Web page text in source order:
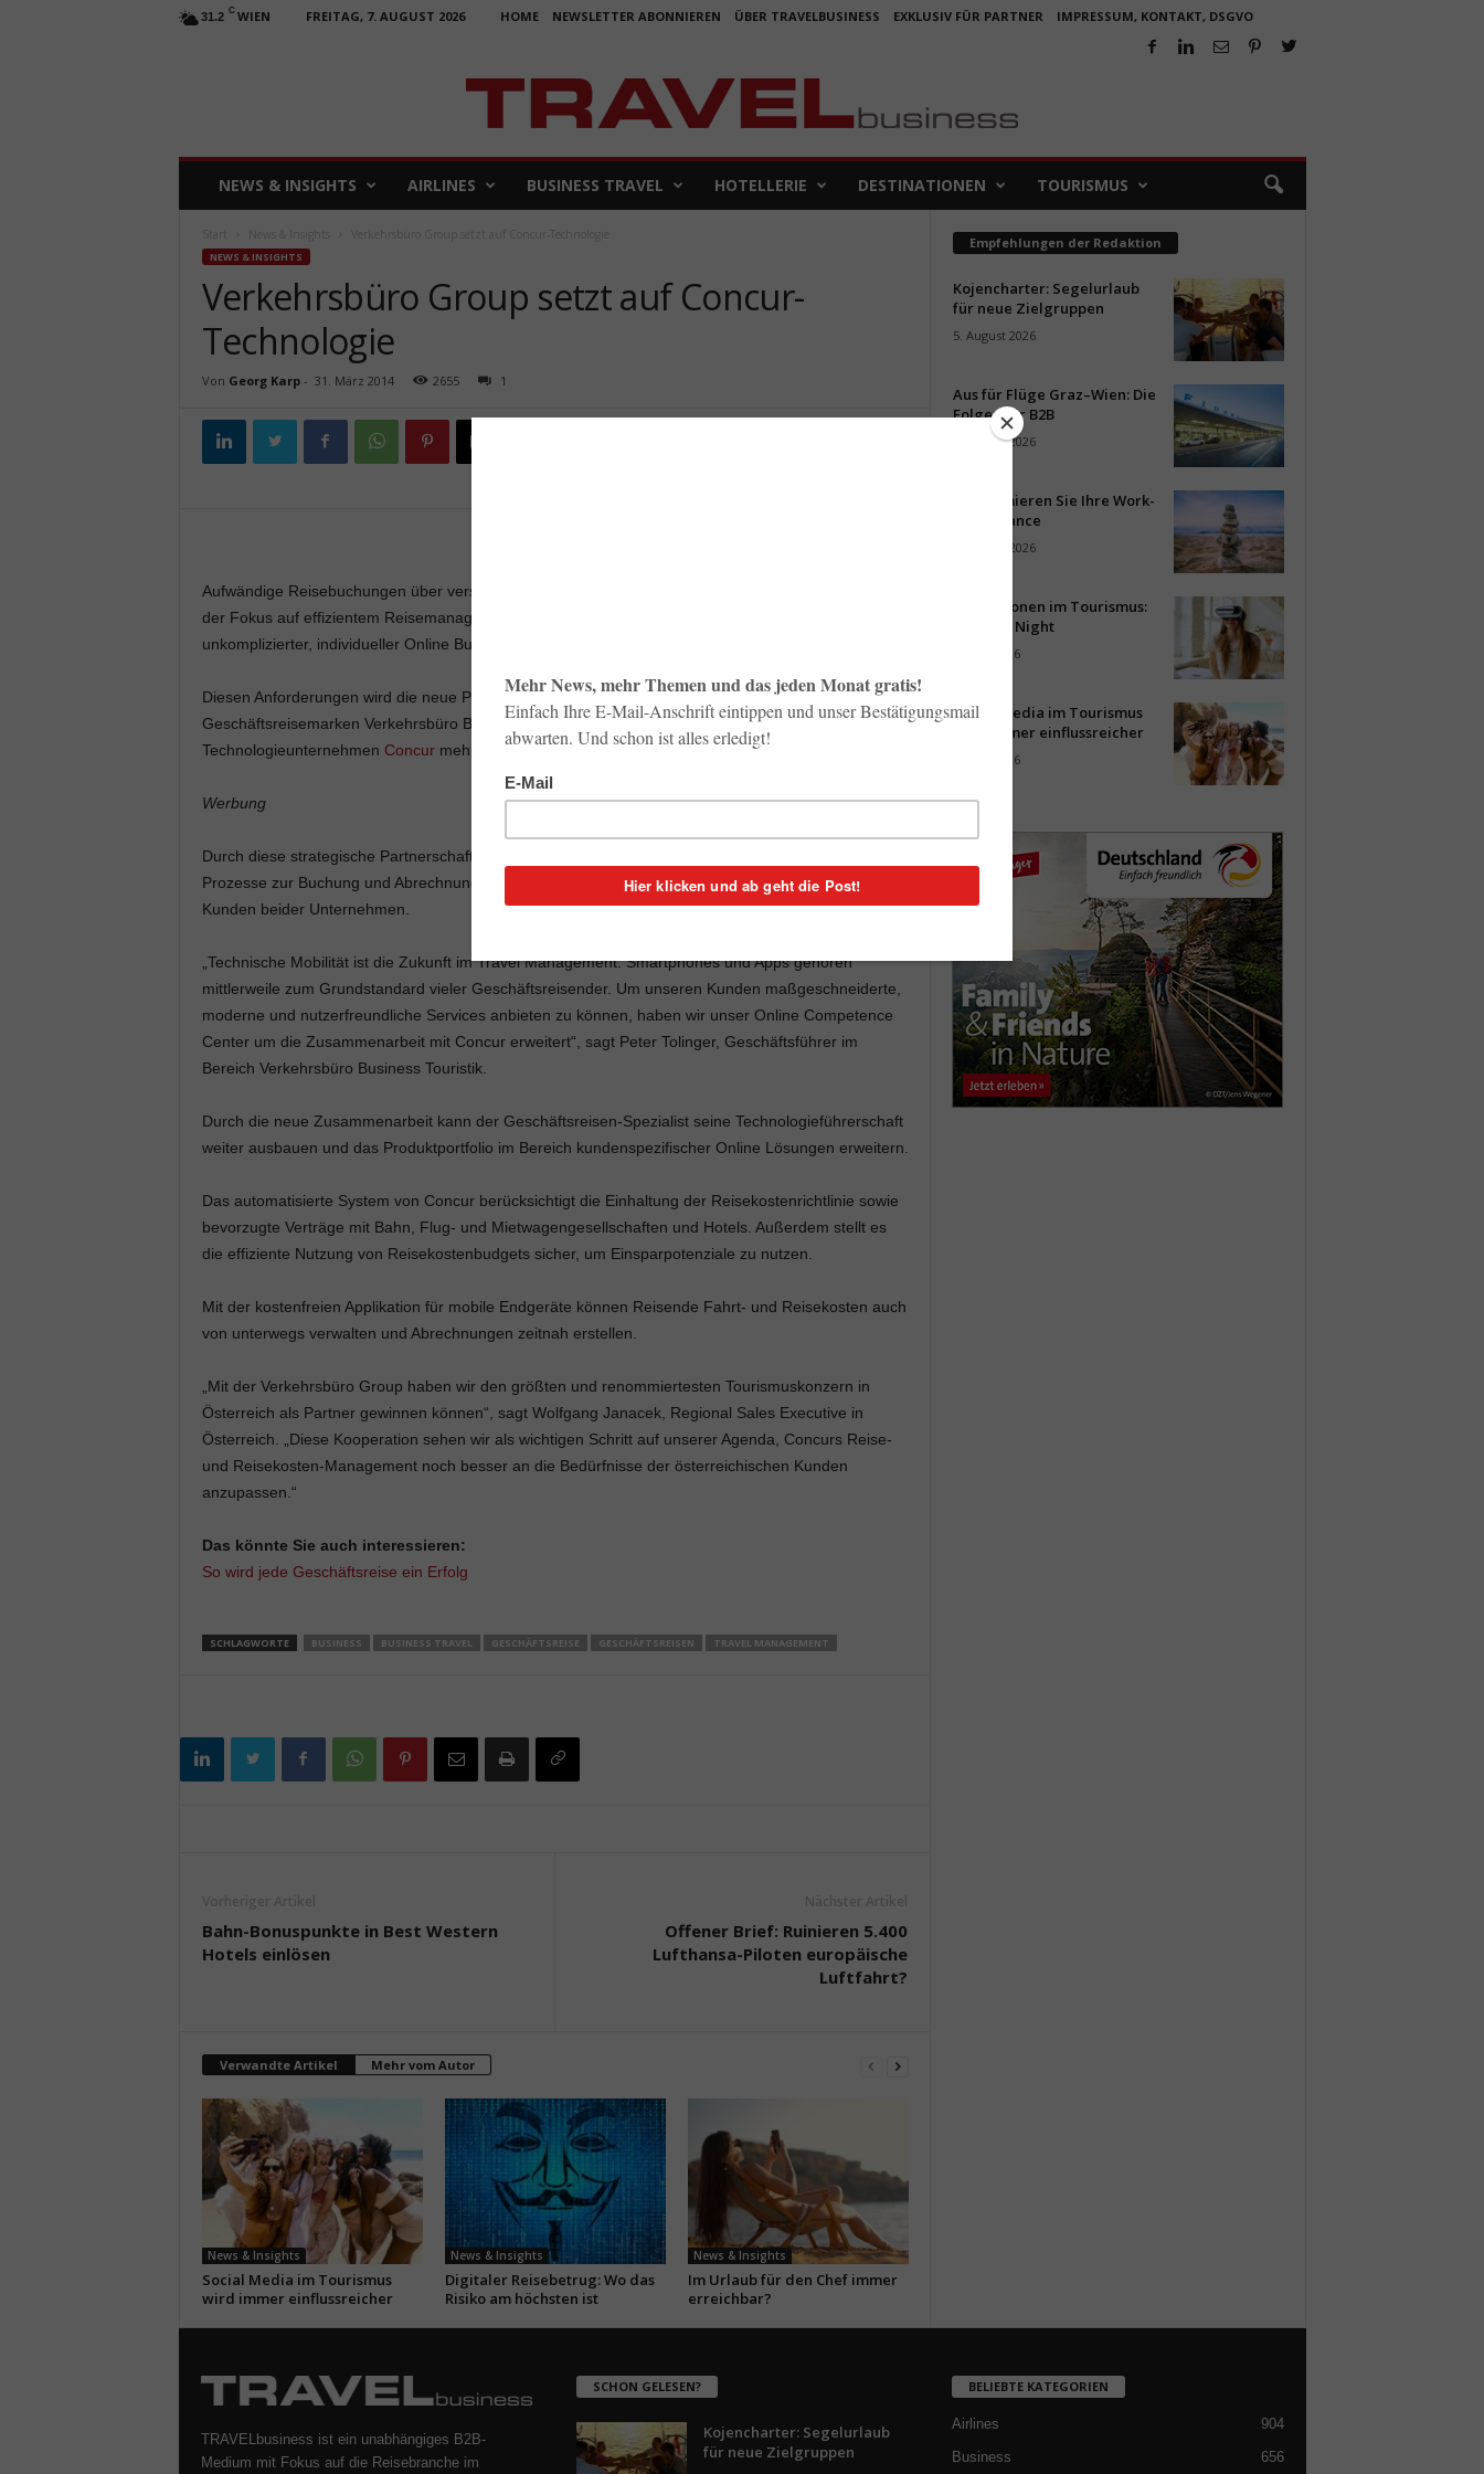
31.2 C WIEN FREITAG, 7. AUGUST 2026 HOME NEWSLETTER ABONNIEREN ÜBER TRAVELBUSINESS EXKLUSIV FÜR PARTNER IMPRESSUM, KONTAKT, DSGVO
A
NEWS & INSIGHTS AIRLINES BUSINESS TRAVEL HOTELLERIE DESTINATIONEN TOURISMUS
NEWS & INSIGHTS
Verkehrsbüro Group setzt auf Concur-
Technologie
Von Georg Karp- 31. März 2014 2655 1
Aufwändige Reisebuchungen über verschiedene Dienstleister sind Schnee von gestern. Heute liegt
der Fokus auf effizientem Reisemanagement. Persönliche Beratung kombiniert mit den Vorzügen
unkomplizierter, individueller Online Buchungen und Services sind gefragt.
Diesen Anforderungen wird die neue Partnerschaft zwischen der Verkehrsbüro Group mit ihren
Geschäftsreisemarken Verkehrsbüro Business Travel & AX Travel Management und dem
Technologieunternehmen Concurmehr als nur gerecht.
Werbung
Durch diese strategische Partnerschaft verknüpfen Concur und die Verkehrsbüro Group ihre
Prozesse zur Buchung und Abrechnung von Geschäftsreisen zu einer gemeinsamen Lösung für
Kunden beider Unternehmen.
„Technische Mobilität ist die Zukunft im Travel Management. Smartphones und Apps gehören
mittlerweile zum Grundstandard vieler Geschäftsreisender. Um unseren Kunden maßgeschneiderte,
moderne und nutzerfreundliche Services anbieten zu können, haben wir unser Online Competence
Center um die Zusammenarbeit mit Concur erweitert“, sagt Peter Tolinger, Geschäftsführer im
Bereich Verkehrsbüro Business Touristik.
Durch die neue Zusammenarbeit kann der Geschäftsreisen-Spezialist seine Technologieführerschaft
weiter ausbauen und das Produktportfolio im Bereich kundenspezifischer Online Lösungen erweitern.
Das automatisierte System von Concur berücksichtigt die Einhaltung der Reisekostenrichtlinie sowie
bevorzugte Verträge mit Bahn, Flug- und Mietwagengesellschaften und Hotels. Außerdem stellt es
die effiziente Nutzung von Reisekostenbudgets sicher, um Einsparpotenziale zu nutzen.
Mit der kostenfreien Applikation für mobile Endgeräte können Reisende Fahrt- und Reisekosten auch
von unterwegs verwalten und Abrechnungen zeitnah erstellen.
„Mit der Verkehrsbüro Group haben wir den größten und renommiertesten Tourismuskonzern in
Österreich als Partner gewinnen können“, sagt Wolfgang Janacek, Regional Sales Executive in
Österreich. „Diese Kooperation sehen wir als wichtigen Schritt auf unserer Agenda, Concurs Reise-
und Reisekosten-Management noch besser an die Bedürfnisse der österreichischen Kunden
anzupassen.“
Das könnte Sie auch interessieren:
So wird jede Geschäftsreise ein Erfolg
SCHLAGWORTE BUSINESS BUSINESS TRAVEL GESCHÄFTSREISE GESCHÄFTSREISEN TRAVEL MANAGEMENT
Bahn-Bonuspunkte in Best Western
Hotels einlösen
Offener Brief: Ruinieren 5.400
Lufthansa-Piloten europäische
Luftfahrt?
Verwandte Artikel Mehr vom Autor
News & Insights
Social Media im Tourismus
wird immer einflussreicher
News & Insights
Digitaler Reisebetrug: Wo das
Risiko am höchsten ist
News & Insights
Im Urlaub für den Chef immer
erreichbar?
Empfehlungen der Redaktion
Kojencharter: Segelurlaub
für neue Zielgruppen
5. August 2026
Aus für Flüge Graz–Wien: Die
Folgen für B2B
4. August 2026
So optimieren Sie Ihre Work-
Life-Balance
3. August 2026
Innovationen im Tourismus:
Start-up Night
31. Juli 2026
Social Media im Tourismus
wird immer einflussreicher
30. Juli 2026
TRAVELbusiness ist ein unabhängiges B2B-
Medium mit Fokus auf die Reisebranche im
SCHON GELESEN?
Kojencharter: Segelurlaub
für neue Zielgruppen
BELIEBTE KATEGORIEN
Airlines
904
Business
656